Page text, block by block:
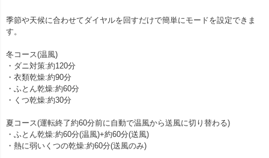
季節や天候に合わせてダイヤルを回すだけで簡単にモードを設定できま
す。
冬コース(温風)
・ダニ対策:約120分
・衣類乾燥:約90分
・ふとん乾燥:約60分
・くつ乾燥:約30分
夏コース(運転終了約60分前に自動で温風から送風に切り替わる)
・ふとん乾燥:約60分(温風)+約60分(送風)
・熱に弱いくつの乾燥:約60分(送風のみ)